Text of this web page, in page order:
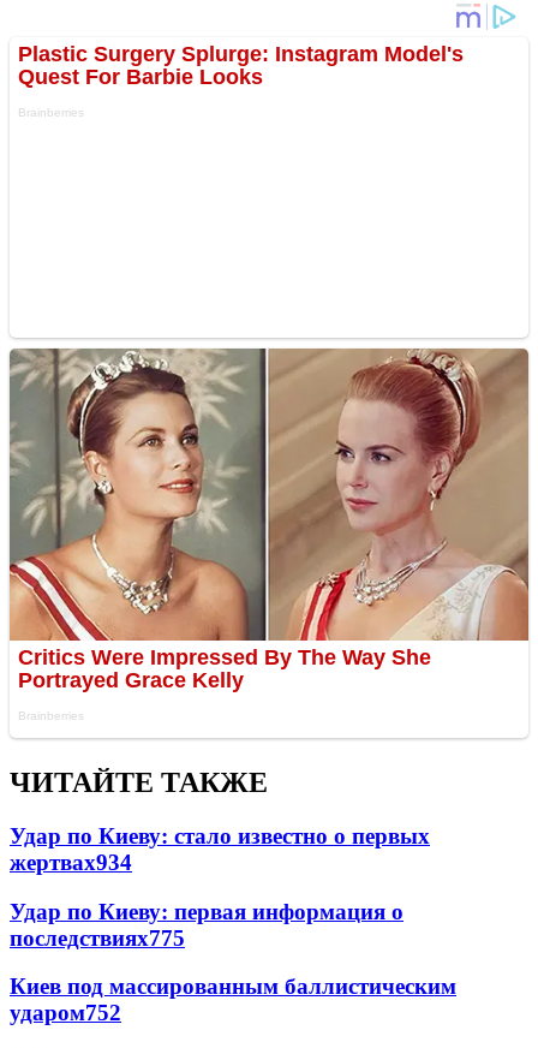
ЧИТАЙТЕ ТАКЖЕ
Удар по Киеву: стало известно о первых
жертвах934
Удар по Киеву: первая информация о
последствиях775
Киев под массированным баллистическим
ударом752